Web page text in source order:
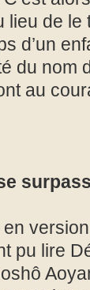
lieu de
d’un
du nom
au
pu lire